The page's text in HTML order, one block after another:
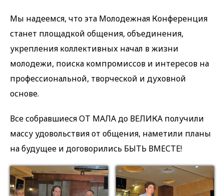
Мы надеемся, что эта Молодежная Конференция
станет площадкой общения, объединения,
укрепления коллективных начал в жизни
молодежи, поиска компромиссов и интересов на
профессиональной, творческой и духовной
основе.
Все собравшиеся ОТ МАЛА до ВЕЛИКА получили
массу удовольствия от общения, наметили планы
на будущее и договорились БЫТЬ ВМЕСТЕ!